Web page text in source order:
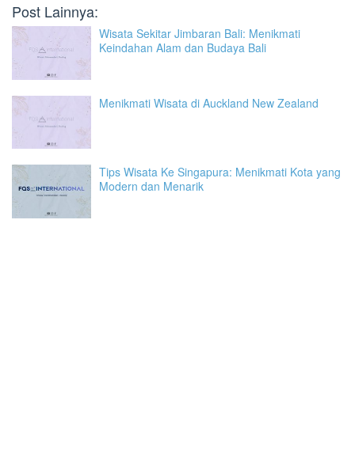
Post Lainnya:
Wisata Sekitar Jimbaran Bali: Menikmati
Keindahan Alam dan Budaya Bali
Menikmati Wisata di Auckland New Zealand
Tips Wisata Ke Singapura: Menikmati Kota yang
Modern dan Menarik